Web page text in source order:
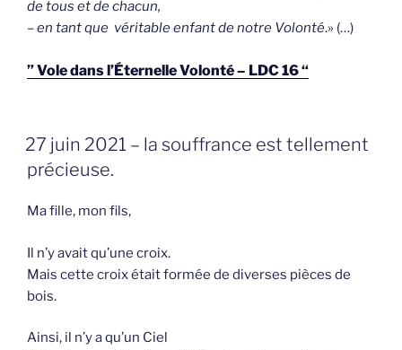
de tous et de chacun,
– en tant que véritable enfant de notre Volonté.» (…)
” Vole dans l’Éternelle Volonté – LDC 16 “
GEPLAATST
OP
27 juin 2021 – la souffrance est tellement
précieuse.
Ma fille, mon fils,
Il n’y avait qu’une croix.
Mais cette croix était formée de diverses pièces de
bois.
Ainsi, il n’y a qu’un Ciel